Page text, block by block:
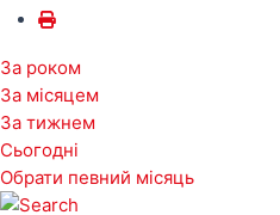
За роком
За місяцем
За тижнем
Сьогодні
Обрати певний місяць